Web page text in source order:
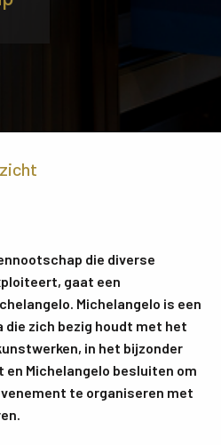
die diverse
gaat een
Michelangelo is een
zich bezig houdt met het
in het bijzonder
Michelangelo besluiten om
te organiseren met